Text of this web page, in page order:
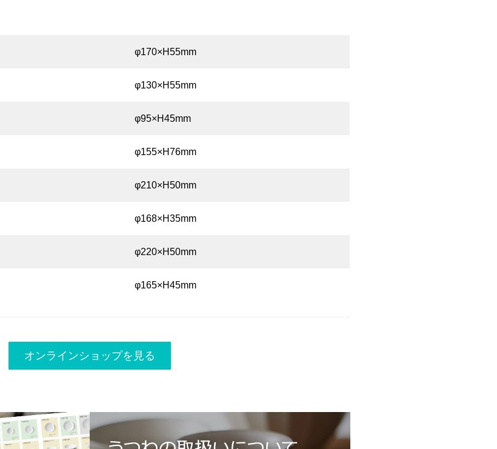
φ170×H55mm
φ130×H55mm
φ95×H45mm
φ155×H76mm
φ210×H50mm
φ168×H35mm
φ220×H50mm
φ165×H45mm
オンラインショップを見る